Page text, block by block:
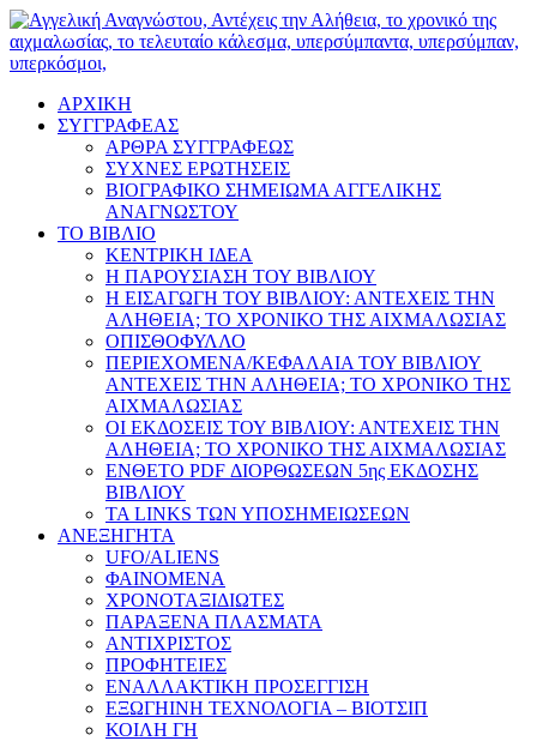
ΑΡΧΙΚΗ
ΣΥΓΓΡΑΦΕΑΣ
ΑΡΘΡΑ ΣΥΓΓΡΑΦΕΩΣ
ΣΥΧΝΕΣ ΕΡΩΤΗΣΕΙΣ
ΒΙΟΓΡΑΦΙΚΟ ΣΗΜΕΙΩΜΑ ΑΓΓΕΛΙΚΗΣ
ΑΝΑΓΝΩΣΤΟΥ
ΤΟ ΒΙΒΛΙΟ
ΚΕΝΤΡΙΚΗ ΙΔΕΑ
Η ΠΑΡΟΥΣΙΑΣΗ ΤΟΥ ΒΙΒΛΙΟΥ
Η ΕΙΣΑΓΩΓΗ ΤΟΥ ΒΙΒΛΙΟΥ: ΑΝΤΕΧΕΙΣ ΤΗΝ
ΑΛΗΘΕΙΑ; ΤΟ ΧΡΟΝΙΚΟ ΤΗΣ ΑΙΧΜΑΛΩΣΙΑΣ
ΟΠΙΣΘΟΦΥΛΛΟ
ΠΕΡΙΕΧΟΜΕΝΑ/ΚΕΦΑΛΑΙΑ ΤΟΥ ΒΙΒΛΙΟΥ
ΑΝΤΕΧΕΙΣ ΤΗΝ ΑΛΗΘΕΙΑ; ΤΟ ΧΡΟΝΙΚΟ ΤΗΣ
ΑΙΧΜΑΛΩΣΙΑΣ
ΟΙ ΕΚΔΟΣΕΙΣ ΤΟΥ ΒΙΒΛΙΟΥ: ΑΝΤΕΧΕΙΣ ΤΗΝ
ΑΛΗΘΕΙΑ; ΤΟ ΧΡΟΝΙΚΟ ΤΗΣ ΑΙΧΜΑΛΩΣΙΑΣ
ΕΝΘΕΤΟ PDF ΔΙΟΡΘΩΣΕΩΝ 5ης ΕΚΔΟΣΗΣ
ΒΙΒΛΙΟΥ
ΤΑ LINKS ΤΩΝ ΥΠΟΣΗΜΕΙΩΣΕΩΝ
ΑΝΕΞΗΓΗΤΑ
UFO/ALIENS
ΦΑΙΝΟΜΕΝΑ
ΧΡΟΝΟΤΑΞΙΔΙΩΤΕΣ
ΠΑΡΑΞΕΝΑ ΠΛΑΣΜΑΤΑ
ΑΝΤΙΧΡΙΣΤΟΣ
ΠΡΟΦΗΤΕΙΕΣ
ΕΝΑΛΛΑΚΤΙΚΗ ΠΡΟΣΕΓΓΙΣΗ
ΕΞΩΓΗΙΝΗ ΤΕΧΝΟΛΟΓΙΑ – ΒΙΟΤΣΙΠ
ΚΟΙΛΗ ΓΗ